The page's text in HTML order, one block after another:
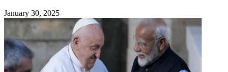
January 30, 2025